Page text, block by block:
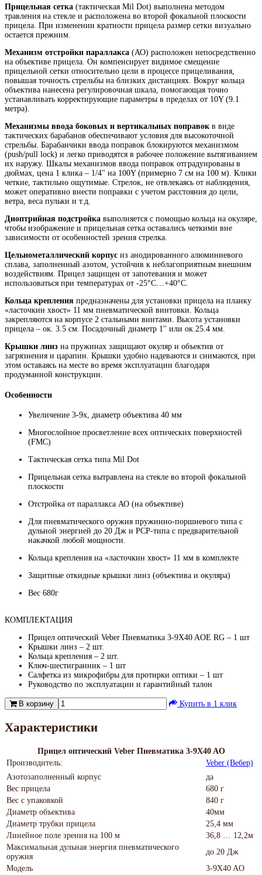
Прицельная сетка (тактическая Mil Dot) выполнена методом
травления на стекле и расположена во второй фокальной плоскости
прицела. При изменении кратности прицела размер сетки визуально
остается прежним.
Механизм отстройки параллакса (АО) расположен непосредственно
на объективе прицела. Он компенсирует видимое смещение
прицельной сетки относительно цели в процессе прицеливания,
повышая точность стрельбы на близких дистанциях. Вокруг кольца
объектива нанесена регулировочная шкала, помогающая точно
устанавливать корректирующие параметры в пределах от 10Y (9.1
метра).
Механизмы ввода боковых и вертикальных поправок в виде
тактических барабанов обеспечивают условия для высокоточной
стрельбы. Барабанчики ввода поправок блокируются механизмом
(push/pull lock) и легко приводятся в рабочее положение вытягиванием
их наружу. Шкалы механизмов ввода поправок отградуированы в
дюймах, цена 1 клика – 1/4" на 100Y (примерно 7 см на 100 м). Клики
четкие, тактильно ощутимые. Стрелок, не отвлекаясь от наблюдения,
может оперативно внести поправки с учетом расстояния до цели,
ветра, веса пульки и т.д.
Диоптрийная подстройка выполняется с помощью кольца на окуляре,
чтобы изображение и прицельная сетка оставались четкими вне
зависимости от особенностей зрения стрелка.
Цельнометаллический корпус из анодированного алюминиевого
сплава, заполненный азотом, устойчив к неблагоприятным внешним
воздействиям. Прицел защищен от запотевания и может
использоваться при температурах от -25°С…+40°С.
Кольца крепления предназначены для установки прицела на планку
«ласточкин хвост» 11 мм пневматической винтовки. Кольца
закрепляются на корпусе 2 стальными винтами. Высота установки
прицела – ок. 3.5 см. Посадочный диаметр 1'' или ок.25.4 мм.
Крышки линз на пружинах защищают окуляр и объектив от
загрязнения и царапин. Крышки удобно надеваются и снимаются, при
этом оставаясь на месте во время эксплуатации благодаря
продуманной конструкции.
Особенности
Увеличение 3-9x, диаметр объектива 40 мм
Многослойное просветление всех оптических поверхностей
(FMC)
Тактическая сетка типа Mil Dot
Прицельная сетка вытравлена на стекле во второй фокальной
плоскости
Отстройка от параллакса АО (на объективе)
Для пневматического оружия пружинно-поршневого типа с
дульной энергией до 20 Дж и PCP-типа с предварительной
накачкой любой мощности.
Кольца крепления на «ласточкин хвост» 11 мм в комплекте
Защитные откидные крышки линз (объектива и окуляра)
Вес 680г
КОМПЛЕКТАЦИЯ
Прицел оптический Veber Пневматика 3-9X40 AOE RG – 1 шт
Крышки линз – 2 шт.
Кольца крепления – 2 шт.
Ключ-шестигранник – 1 шт
Салфетка из микрофибры для протирки оптики – 1 шт
Руководство по эксплуатации и гарантийный талон
В корзину Купить в 1 клик
Характеристики
Прицел оптический Veber Пневматика 3-9X40 AO
Производитель:
Veber (Вебер)
Азотозаполненный корпус
да
Вес прицела
680 г
Вес с упаковкой
840 г
Диаметр объектива
40мм
Диаметр трубки прицела
25,4 мм
Линейное поле зрения на 100 м
36,8 … 12,2м
Максимальная дульная энергия пневматического
оружия
до 20 Дж
Модель
3-9X40 AO